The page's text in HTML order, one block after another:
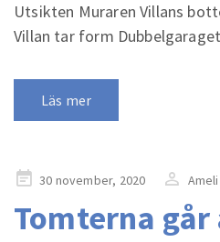
Utsikten Muraren Villans
Villan tar form
Läs mer
Publicerad
30 november, 2020 Ameli
Tomterna går